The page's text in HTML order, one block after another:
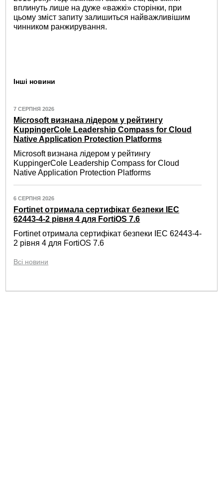
вплинуть лише на дуже «важкі» сторінки, при
цьому зміст запиту залишиться найважливішим
чинником ранжирування.
Інші новини
7 СЕРПНЯ 2026
Microsoft визнана лідером у рейтингу
KuppingerCole Leadership Compass for Cloud
Native Application Protection Platforms
Microsoft визнана лідером у рейтингу
KuppingerCole Leadership Compass for Cloud
Native Application Protection Platforms
6 СЕРПНЯ 2026
Fortinet отримала сертифікат безпеки IEC
62443-4-2 рівня 4 для FortiOS 7.6
Fortinet отримала сертифікат безпеки IEC 62443-4-
2 рівня 4 для FortiOS 7.6
Всі новини